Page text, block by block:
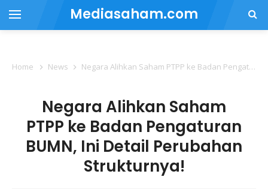
Mediasaham.com
Home News Negara Alihkan Saham PTPP ke Badan Pengaturan BUMN, Ini Detail Perubahan Strukturnya!
Negara Alihkan Saham
PTPP ke Badan Pengaturan
BUMN, Ini Detail Perubahan
Strukturnya!